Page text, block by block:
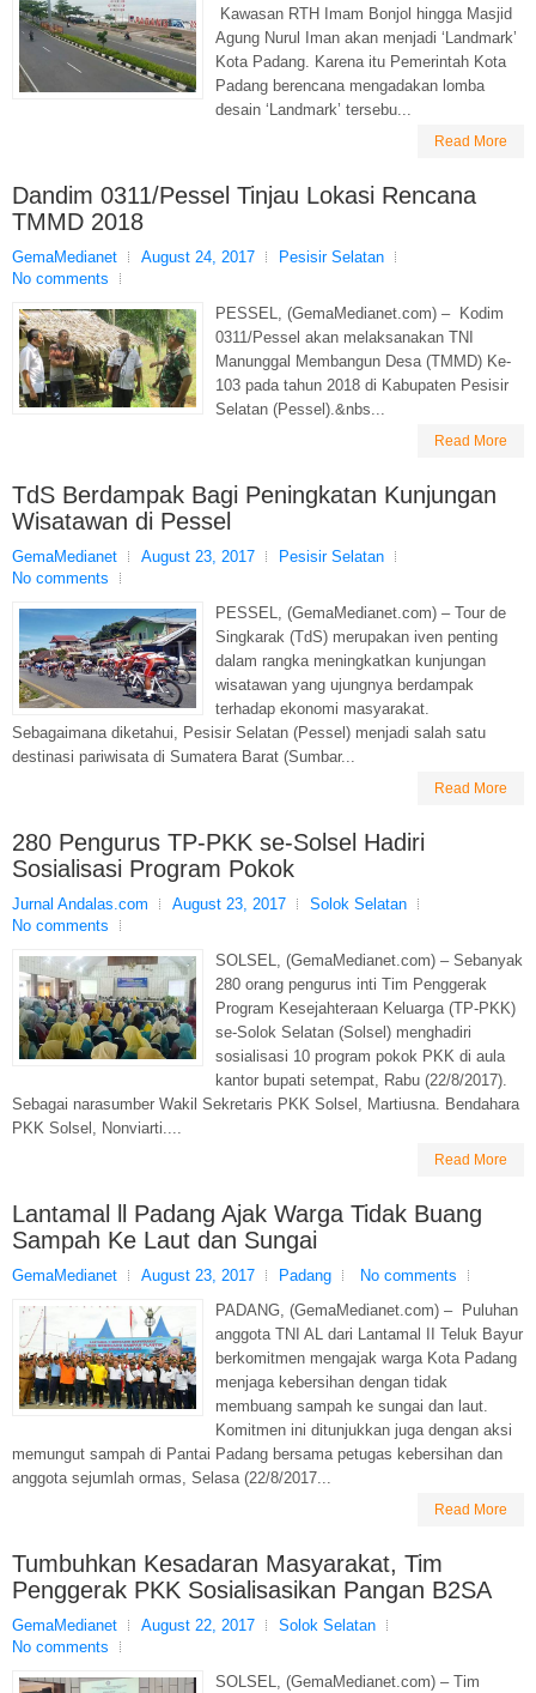
Kawasan RTH Imam Bonjol hingga Masjid
Agung Nurul Iman akan menjadi ‘Landmark’
Kota Padang. Karena itu Pemerintah Kota
Padang berencana mengadakan lomba
desain ‘Landmark’ tersebu...
Read More
Dandim 0311/Pessel Tinjau Lokasi Rencana
TMMD 2018
GemaMedianet August 24, 2017
Pesisir Selatan
No comments
PESSEL, (GemaMedianet.com) – Kodim
0311/Pessel akan melaksanakan TNI
Manunggal Membangun Desa (TMMD) Ke-
103 pada tahun 2018 di Kabupaten Pesisir
Selatan (Pessel).&nbs...
Read More
TdS Berdampak Bagi Peningkatan Kunjungan
Wisatawan di Pessel
GemaMedianet August 23, 2017
Pesisir Selatan
No comments
PESSEL, (GemaMedianet.com) – Tour de
Singkarak (TdS) merupakan iven penting
dalam rangka meningkatkan kunjungan
wisatawan yang ujungnya berdampak
terhadap ekonomi masyarakat.
Sebagaimana diketahui, Pesisir Selatan (Pessel) menjadi salah satu
destinasi pariwisata di Sumatera Barat (Sumbar...
Read More
280 Pengurus TP-PKK se-Solsel Hadiri
Sosialisasi Program Pokok
Jurnal Andalas.com August 23, 2017
Solok Selatan
No comments
SOLSEL, (GemaMedianet.com) – Sebanyak
280 orang pengurus inti Tim Penggerak
Program Kesejahteraan Keluarga (TP-PKK)
se-Solok Selatan (Solsel) menghadiri
sosialisasi 10 program pokok PKK di aula
kantor bupati setempat, Rabu (22/8/2017).
Sebagai narasumber Wakil Sekretaris PKK Solsel, Martiusna. Bendahara
PKK Solsel, Nonviarti....
Read More
Lantamal ll Padang Ajak Warga Tidak Buang
Sampah Ke Laut dan Sungai
GemaMedianet August 23, 2017 Padang
No comments
PADANG, (GemaMedianet.com) – Puluhan
anggota TNI AL dari Lantamal II Teluk Bayur
berkomitmen mengajak warga Kota Padang
menjaga kebersihan dengan tidak
membuang sampah ke sungai dan laut.
Komitmen ini ditunjukkan juga dengan aksi
memungut sampah di Pantai Padang bersama petugas kebersihan dan
anggota sejumlah ormas, Selasa (22/8/2017...
Read More
Tumbuhkan Kesadaran Masyarakat, Tim
Penggerak PKK Sosialisasikan Pangan B2SA
GemaMedianet August 22, 2017
Solok Selatan
No comments
SOLSEL, (GemaMedianet.com) – Tim